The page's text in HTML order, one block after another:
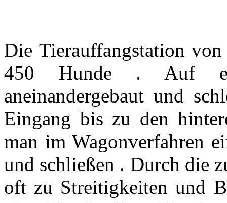
Die Tierauffangstation
450 Hunde . Auf
aneinandergebaut und
Eingang bis zu den
man im Wagonverfahren
und schließen . Durch die
oft zu Streitigkeiten und